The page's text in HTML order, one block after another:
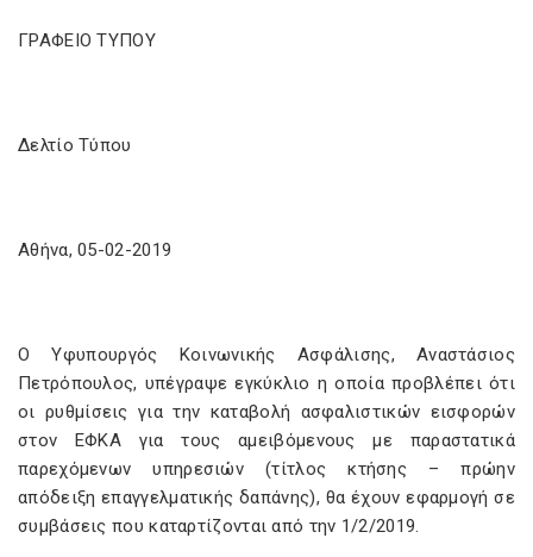
ΓΡΑΦΕΙΟ ΤΥΠΟΥ
Δελτίο Τύπου
Αθήνα, 05-02-2019
Ο Υφυπουργός Κοινωνικής Ασφάλισης, Αναστάσιος
Πετρόπουλος, υπέγραψε εγκύκλιο η οποία προβλέπει ότι
οι ρυθμίσεις για την καταβολή ασφαλιστικών εισφορών
στον ΕΦΚΑ για τους αμειβόμενους με παραστατικά
παρεχόμενων υπηρεσιών (τίτλος κτήσης – πρώην
απόδειξη επαγγελματικής δαπάνης), θα έχουν εφαρμογή σε
συμβάσεις που καταρτίζονται από την 1/2/2019.